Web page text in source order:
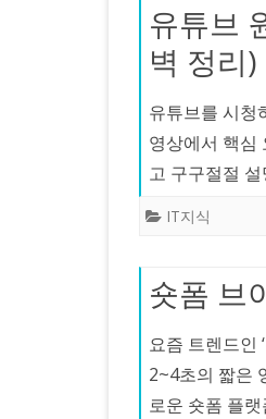
유튜브
벽 정리)
유튜브를 시청
영상에서 핵심
고 구구절절
IT지식
숏폼 브
요즘 트렌드인
2~4초의 짧은
로운 숏폼 플